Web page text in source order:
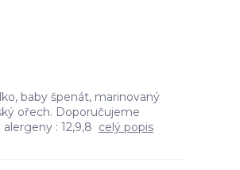
baby špenát, marinovaný
ořech. Doporučujeme
: 12,9,8 celý popis